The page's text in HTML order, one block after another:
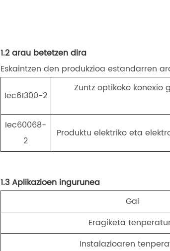
1.2 arau betetzen dira
Eskaintzen den produkzioa estandarren
Iec61300-2
Zuntz optikoko
Iec60068-
2
Produktu elektriko eta
1.3 Aplikazioen ingurunea
Gai
Eragiketa
Instalazioaren